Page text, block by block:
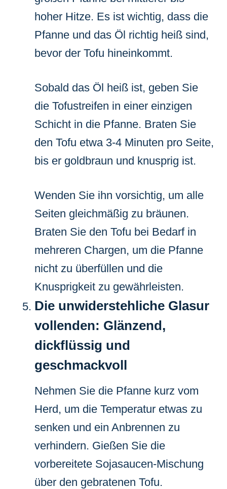
hoher Hitze. Es ist wichtig, dass die
Pfanne und das Öl richtig heiß sind,
bevor der Tofu hineinkommt.
Sobald das Öl heiß ist, geben Sie
die Tofustreifen in einer einzigen
Schicht in die Pfanne. Braten Sie
den Tofu etwa 3-4 Minuten pro Seite,
bis er goldbraun und knusprig ist.
Wenden Sie ihn vorsichtig, um alle
Seiten gleichmäßig zu bräunen.
Braten Sie den Tofu bei Bedarf in
mehreren Chargen, um die Pfanne
nicht zu überfüllen und die
Knusprigkeit zu gewährleisten.
Die unwiderstehliche Glasur
vollenden: Glänzend,
dickflüssig und
geschmackvoll
Nehmen Sie die Pfanne kurz vom
Herd, um die Temperatur etwas zu
senken und ein Anbrennen zu
verhindern. Gießen Sie die
vorbereitete Sojasaucen-Mischung
über den gebratenen Tofu.